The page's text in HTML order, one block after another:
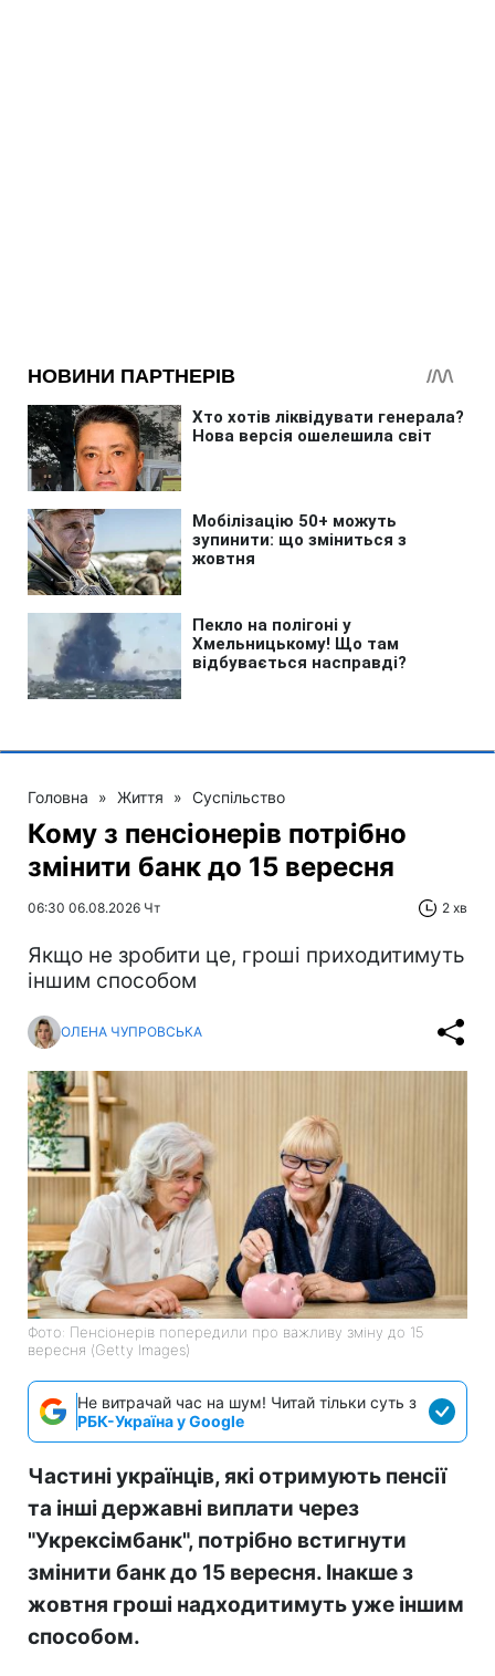
Головна » Життя » Суспільство
Кому з пенсіонерів потрібно
змінити банк до 15 вересня
06:30 06.08.2026 Чт 2 хв
Якщо не зробити це, гроші приходитимуть
іншим способом
ОЛЕНА ЧУПРОВСЬКА
Фото: Пенсіонерів попередили про важливу зміну до 15
вересня (Getty Images)
Не витрачай час на шум! Читай тільки суть з
РБК-Україна у Google
Частині українців, які отримують пенсії
та інші державні виплати через
"Укрексімбанк", потрібно встигнути
змінити банк до 15 вересня. Інакше з
жовтня гроші надходитимуть уже іншим
способом.